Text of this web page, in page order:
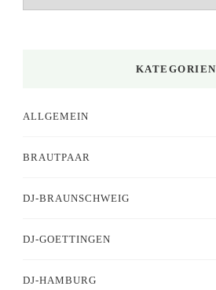
KATEGORIEN
ALLGEMEIN
BRAUTPAAR
DJ-BRAUNSCHWEIG
DJ-GOETTINGEN
DJ-HAMBURG